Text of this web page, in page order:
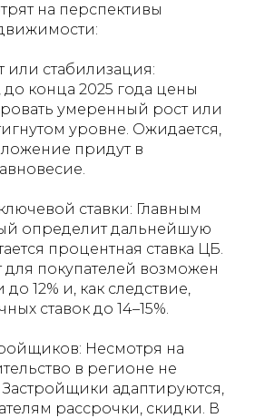
на перспективы
или стабилизация:
до конца 2025 года цены
умеренный рост или
уровне. Ожидается,
придут в
ставки: Главным
определит дальнейшую
процентная ставка ЦБ.
покупателей возможен
12% и, как следствие,
ставок до 14–15%.
Несмотря на
в регионе не
Застройщики адаптируются,
рассрочки, скидки. В